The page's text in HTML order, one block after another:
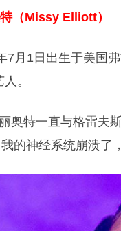
（Missy Elliott）
7月1日出生于美国
。
奥特一直与格雷夫
的神经系统崩溃了